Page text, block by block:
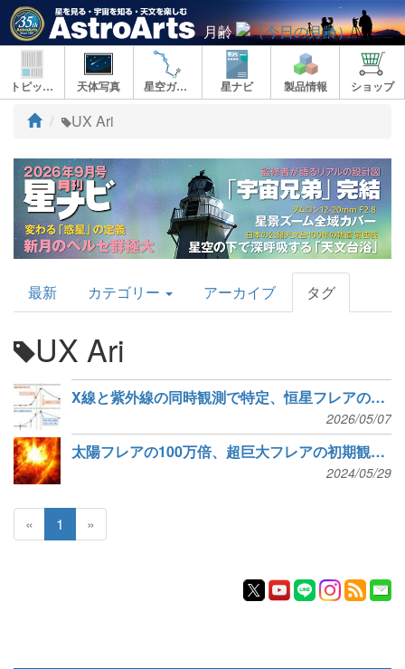
月齢
トピックス 天体写真 星空ガイド 星ナビ 製品情報 ショップ
ト
プ
UX Ari
AstroArts
Topics
最新 カテゴリー アーカイブ タグ
UX Ari
X線と紫外線の同時観測で特定、恒星フレアの鉄Kα輝線の起源は光電離
2026/05/07
太陽フレアの100万倍、超巨大フレアの初期観測に成功
2024/05/29
« 1 »